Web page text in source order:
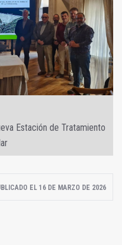
Estación de Tratamiento
EL 16 DE MARZO DE 2026